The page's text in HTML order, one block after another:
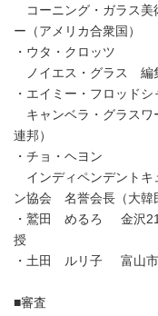
コーニング・ガラス美
ー（アメリカ合衆国）
・ウタ・クロッツ
ノイエス・グラス 編
・エイミー・フロッ
キャンベラ・グラスワ
連邦）
・チョ・ヘヨン
インディペンデントキ
ン協会 名誉会長（大韓
・鷲田 めるろ 金沢
授
・土田 ルリ子 富山
■審査